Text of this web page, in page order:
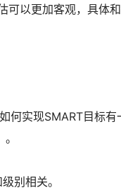
以更加客观，具体和
何实现SMART目标有
别相关。